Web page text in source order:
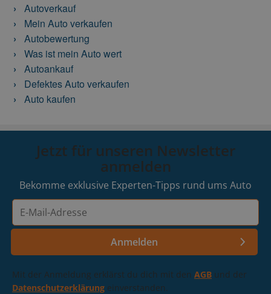
Autoverkauf
Mein Auto verkaufen
Autobewertung
Was ist mein Auto wert
Autoankauf
Defektes Auto verkaufen
Auto kaufen
Jetzt für unseren Newsletter
anmelden
Bekomme exklusive Experten-Tipps rund ums Auto
Adresse
Anmelden
Mit der Anmeldung erklärst du dich mit den AGB und der
Datenschutzerklärung einverstanden.